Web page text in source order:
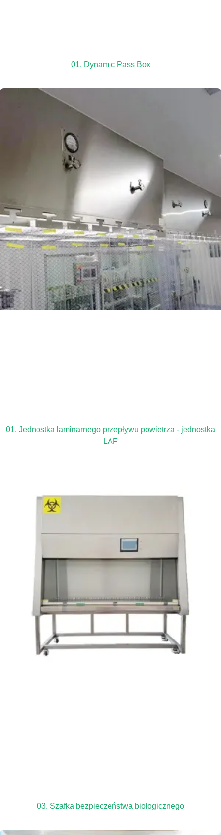
01. Dynamic Pass Box
01. Jednostka laminarnego przepływu powietrza - jednostka
LAF
03. Szafka bezpieczeństwa biologicznego